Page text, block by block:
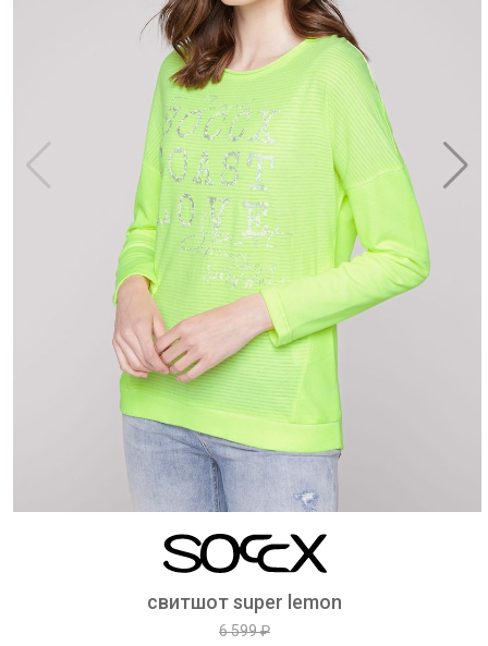
свитшот super lemon
6 599 ₽